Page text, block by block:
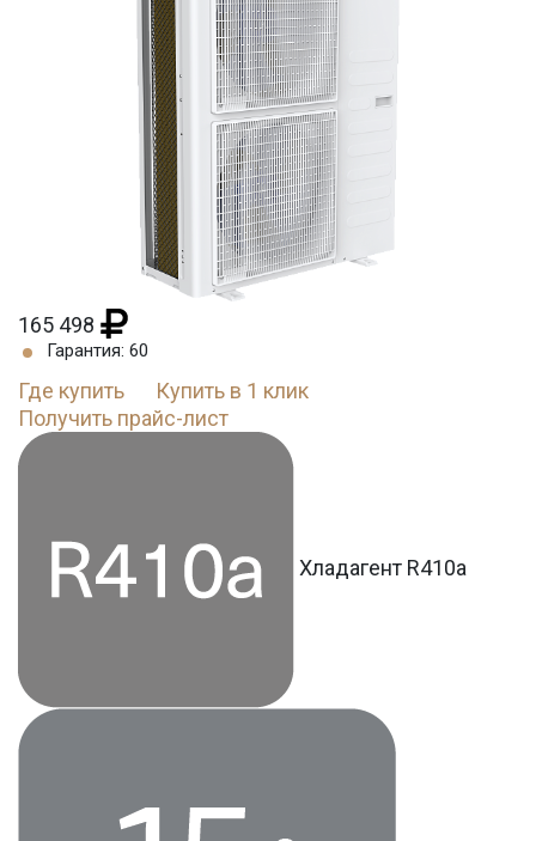
165 498
Гарантия: 60
Где купить
Купить в 1 клик
Получить прайс-лист
Хладагент R410a